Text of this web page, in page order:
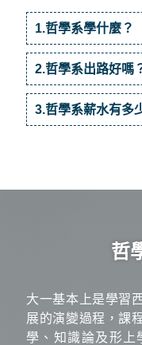
1.哲學系學什麼？
2.哲學系出路好嗎
3.哲學系薪水有多
哲
大一基本上是學習
展的演變過程，課
學、知識論及形上